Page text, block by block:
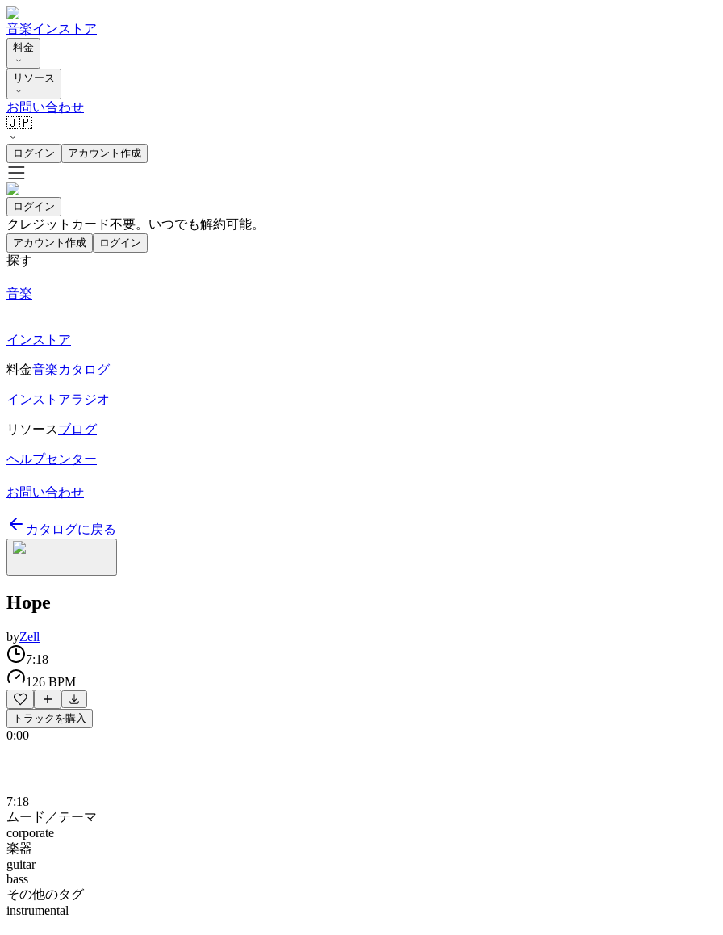
音楽インストア
料金
リソース
お問い合わせ
🇯🇵
ログイン アカウント作成
ログイン
クレジットカード不要。いつでも解約可能。
アカウント作成 ログイン
探す
音楽
インストア
料金音楽カタログ
インストアラジオ
リソースブログ
ヘルプセンター
お問い合わせ
カタログに戻る
Hope
byZell
7:18
126 BPM
トラックを購入
0:00
7:18
ムード／テーマ
corporate
楽器
guitar
bass
その他のタグ
instrumental